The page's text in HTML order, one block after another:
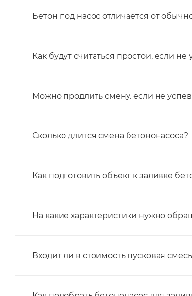
Бетон под насос отличается от
Как будут считаться простои, если
Можно продлить смену, если не
Сколько длится смена бетононасоса?
Как подготовить объект к заливке
На какие характеристики нужно
Входит ли в стоимость пусковая